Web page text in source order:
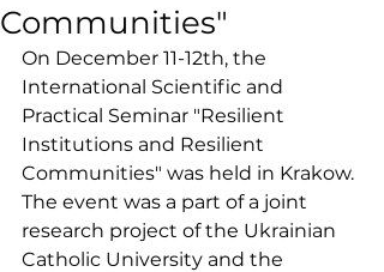
Communities"
On December 11-12th, the
International Scientific and
Practical Seminar "Resilient
Institutions and Resilient
Communities" was held in Krakow.
The event was a part of a joint
research project of the Ukrainian
Catholic University and the